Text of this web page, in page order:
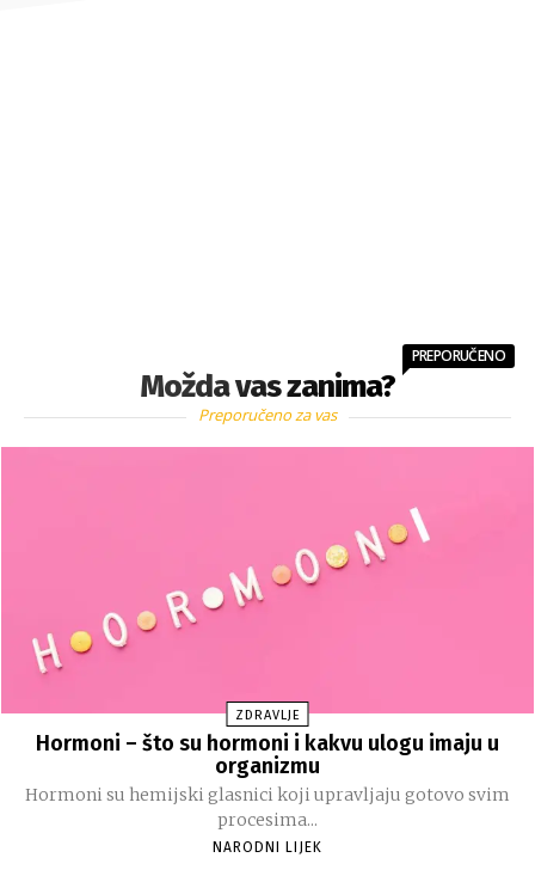
Možda vas zanima?
PREPORUČENO
Preporučeno za vas
ZDRAVLJE
Hormoni – što su hormoni i kakvu ulogu imaju u
organizmu
Hormoni su hemijski glasnici koji upravljaju gotovo svim
procesima...
NARODNI LIJEK